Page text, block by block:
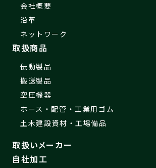
会社概要
沿革
ネットワーク
取扱商品
伝動製品
搬送製品
空圧機器
ホース・配管・工業用ゴム
土木建設資材・工場備品
取扱いメーカー
自社加工